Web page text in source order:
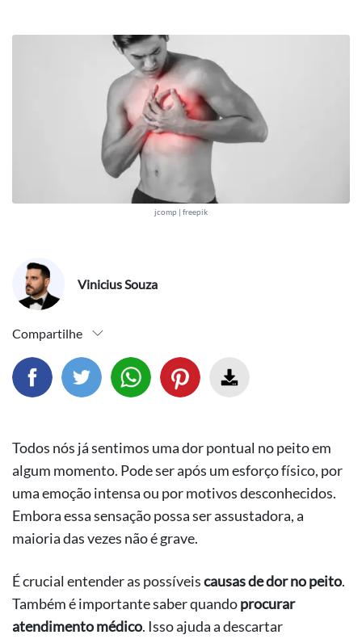
jcomp | freepik
Vinicius Souza
Compartilhe
Compartilhar este artigo no facebook
Compartilhar este artigo no twitter
Compartilhar este artigo no
Todos nós já sentimos uma dor pontual no peito em
algum momento. Pode ser após um esforço físico, por
uma emoção intensa ou por motivos desconhecidos.
Embora essa sensação possa ser assustadora, a
maioria das vezes não é grave.
É crucial entender as possíveiscausas de dor no peito.
Também é importante saber quandoprocurar
atendimento médico. Isso ajuda a descartar